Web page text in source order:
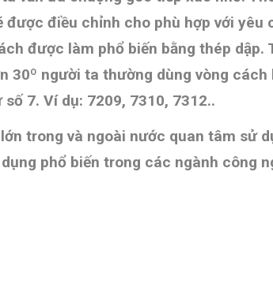
điều chỉnh cho phù hợp với yêu
được làm phổ biến bằng thép dập.
30º người ta thường dùng vòng cách
7. Ví dụ: 7209, 7310, 7312..
trong và ngoài nước quan tâm sử
phổ biến trong các ngành công